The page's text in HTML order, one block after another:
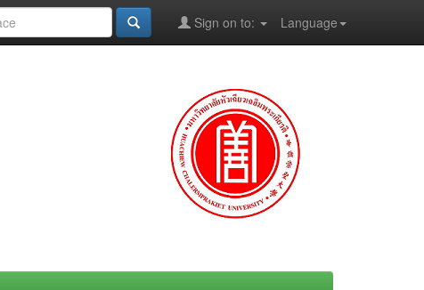
Language
Sign on to: